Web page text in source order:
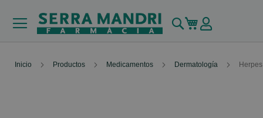
Buscar
Mi carrito
Inicio Productos Medicamentos Dermatología Herpes